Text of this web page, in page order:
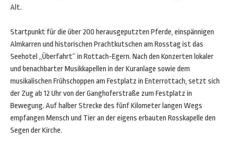
Alt.
Startpunkt für die über 200 herausgeputzten Pferde, einspännigen
Almkarren und historischen Prachtkutschen am Rosstag ist das
Seehotel „Überfahrt“ in Rottach-Egern. Nach den Konzerten lokaler
und benachbarter Musikkapellen in der Kuranlage sowie dem
musikalischen Frühschoppen am Festplatz in Enterrottach, setzt sich
der Zug ab 12 Uhr von der Ganghoferstraße zum Festplatz in
Bewegung. Auf halber Strecke des fünf Kilometer langen Wegs
empfangen Mensch und Tier an der eigens erbauten Rosskapelle den
Segen der Kirche.